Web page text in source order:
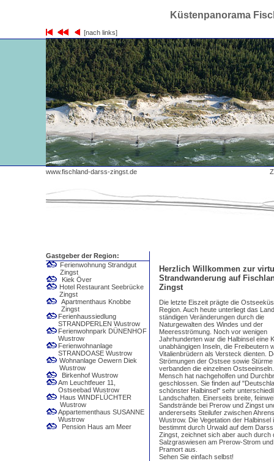
Küstenpanorama
[nach links]
www.fischland-darss-zingst.de
Gastgeber der Region:
Ferienwohnung Strandgut
Zingst
Kiek Över
Hotel Restaurant Seebrücke
Zingst
Apartmenthaus Knobbe
Zingst
Ferienhaussiedlung
STRANDPERLEN Wustrow
Ferienwohnpark DÜNENHOF
Wustrow
Ferienwohnanlage
STRANDOASE Wustrow
Wohnanlage Oewern Diek
Wustrow
Birkenhof Wustrow
Am Leuchtfeuer 11,
Ostseebad Wustrow
Haus WINDFLÜCHTER
Wustrow
Appartementhaus SUSANNE
Wustrow
Pension Haus am Meer
Herzlich Willkommen zur
Strandwanderung auf
Zingst
Die letzte Eiszeit prägte die
Region. Auch heute unterliegt das Land
ständigen Veränderungen durch die
Naturgewalten des Windes und der
Meeresströmung. Noch vor wenigen
Jahrhunderten war die Halbinsel eine
unabhängigen Inseln, die Freibeutern
Vitalienbrüdern als Versteck dienten.
Strömungen der Ostsee sowie Stürme
verbanden die einzelnen
Mensch hat nachgeholfen und
geschlossen. Sie finden auf
schönster Halbinsel" sehr
Landschaften. Einerseits breite,
Sandstrände bei Prerow und Zingst
andererseits Steilufer zwischen
Wustrow. Die Vegetation der Halbinsel
bestimmt durch Urwald auf dem
Zingst, zeichnet sich aber auch durch
Salzgraswiesen am Prerow-Strom
Pramort aus.
Sehen Sie einfach selbst!